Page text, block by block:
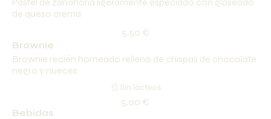
de queso crema
5,50 €
Brownie
Brownie recién horneado relleno de chispas de chocolate
negro y nueces
5,00 €
Sin lácteos
Bebidas